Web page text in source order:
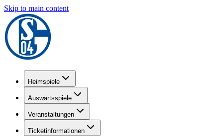
Skip to main content
Heimspiele
Auswärtsspiele
Veranstaltungen
Ticketinformationen